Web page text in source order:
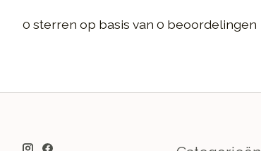
0 sterren op basis van 0 beoordelingen